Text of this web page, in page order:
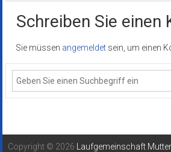
Schreiben Sie einen
Sie müssen angemeldet sein, um einen
Copyright © 2026 Laufgemeinschaft